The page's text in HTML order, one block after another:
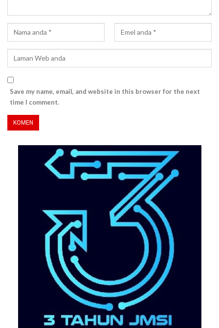
Save my name, email, and website in this browser for the next
time I comment.